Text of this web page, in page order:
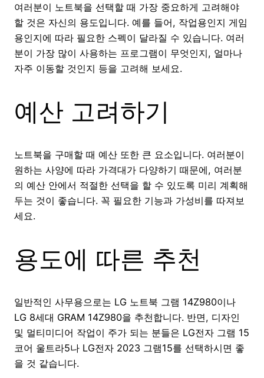
여러분이 노트북을 선택할 때 가장 중요하게 고려해야
할 것은 자신의 용도입니다. 예를 들어, 작업용인지 게임
용인지에 따라 필요한 스펙이 달라질 수 있습니다. 여러
분이 가장 많이 사용하는 프로그램이 무엇인지, 얼마나
자주 이동할 것인지 등을 고려해 보세요.
예산 고려하기
노트북을 구매할 때 예산 또한 큰 요소입니다. 여러분이
원하는 사양에 따라 가격대가 다양하기 때문에, 여러분
의 예산 안에서 적절한 선택을 할 수 있도록 미리 계획해
두는 것이 좋습니다. 꼭 필요한 기능과 가성비를 따져보
세요.
용도에 따른 추천
일반적인 사무용으로는 LG 노트북 그램 14Z980이나
LG 8세대 GRAM 14Z980을 추천합니다. 반면, 디자인
및 멀티미디어 작업이 주가 되는 분들은 LG전자 그램 15
코어 울트라5나 LG전자 2023 그램15를 선택하시면 좋
을 것 같습니다.